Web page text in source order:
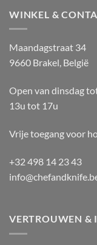
WINKEL &
Maandagstraat 34
9660 Brakel, België
Open van dinsdag
13u tot 17u
Vrije toegang voor
+32 498 14 23 43
VERTROUWEN &